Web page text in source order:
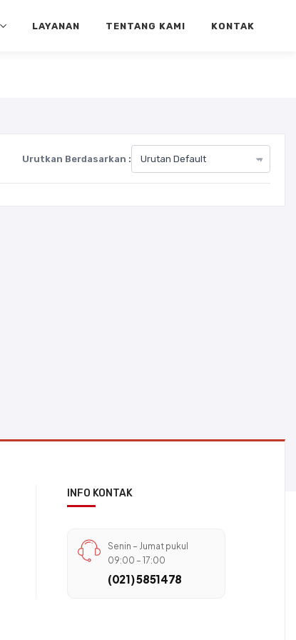
LAYANAN TENTANG KAMI KONTAK
Urutkan Berdasarkan :
INFO KONTAK
Senin – Jumat pukul
09:00 – 17:00
(021) 5851478